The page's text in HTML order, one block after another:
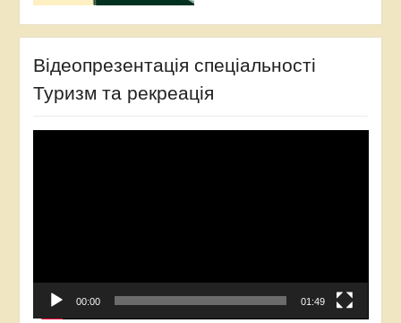
Відеопрезентація спеціальності
Туризм та рекреація
00:00 01:49